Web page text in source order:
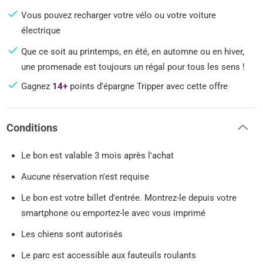
Vous pouvez recharger votre vélo ou votre voiture
électrique
Que ce soit au printemps, en été, en automne ou en hiver,
une promenade est toujours un régal pour tous les sens !
Gagnez 14+ points d'épargne Tripper avec cette offre
Conditions
Le bon est valable 3 mois après l'achat
Aucune réservation n'est requise
Le bon est votre billet d'entrée. Montrez-le depuis votre
smartphone ou emportez-le avec vous imprimé
Les chiens sont autorisés
Le parc est accessible aux fauteuils roulants